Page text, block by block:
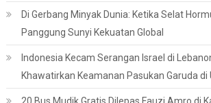
Di Gerbang Minyak Dunia: Ketika Selat
Panggung Sunyi Kekuatan Global
Indonesia Kecam Serangan Israel di
Khawatirkan Keamanan Pasukan Garuda di